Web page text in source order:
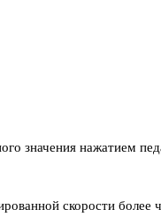
значения нажатием
скорости